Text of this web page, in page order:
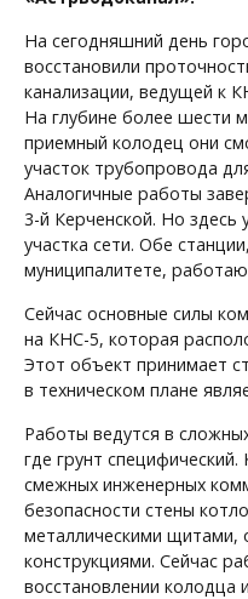
На сегодняшний день
восстановили
канализации, ведущей к
На глубине более шести
приемный колодец они
участок трубопровода
Аналогичные работы
3-й Керченской. Но здесь
участка сети. Обе
муниципалитете,
Сейчас основные силы
на КНС-5, которая
Этот объект принимает
в техническом плане
Работы ведутся в
где грунт
смежных инженерных
безопасности стены
металлическими щитами,
конструкциями. Сейчас
восстановлении